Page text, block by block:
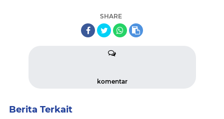
SHARE
komentar
Berita Terkait